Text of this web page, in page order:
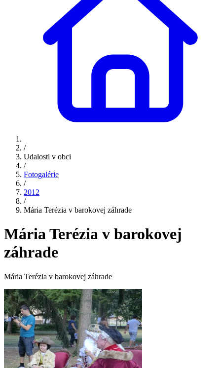
/
Udalosti v obci
/
Fotogalérie
/
2012
/
Mária Terézia v barokovej záhrade
Mária Terézia v barokovej
záhrade
Mária Terézia v barokovej záhrade